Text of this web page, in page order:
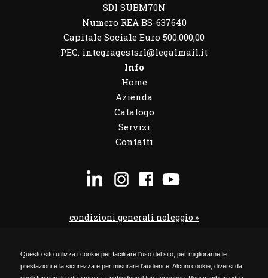
Questo sito utilizza i cookie per facilitare l'uso del sito, per migliorarne le
prestazioni e la sicurezza e per misurare l'audience. Alcuni cookie, diversi da
SDI SUBM70N
Numero REA BS-637640
Capitale Sociale Euro 500.000,00
PEC: integragestsrl@legalmail.it
Info
Home
Azienda
Catalogo
Servizi
Contatti
condizioni generali noleggio »
codice etico »
Privacy Policy »